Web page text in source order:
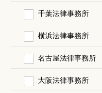
千葉法律事務所
横浜法律事務所
名古屋法律事務所
大阪法律事務所